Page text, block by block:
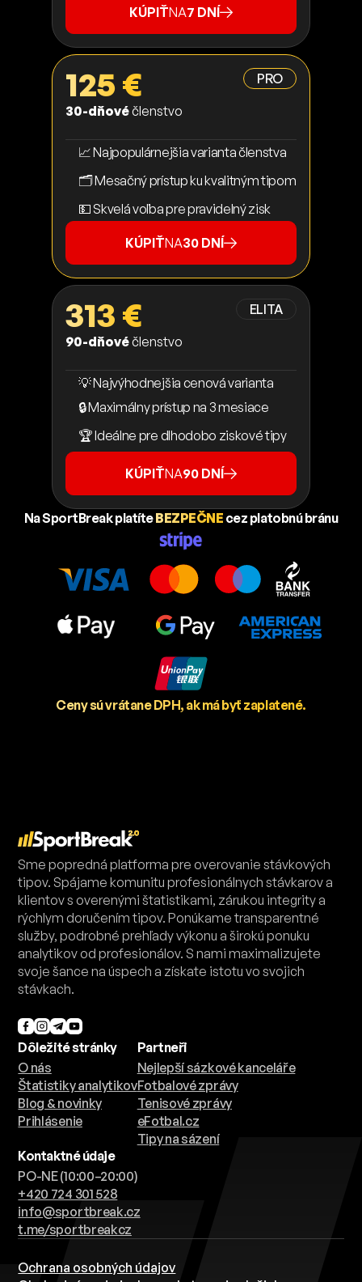
KÚPIŤNA7 DNÍ
PRO
125 €
30-dňovéčlenstvo
📈 Najpopulárnejšia varianta členstva
🗂️ Mesačný prístup ku kvalitným tipom
💵 Skvelá voľba pre pravidelný zisk
KÚPIŤNA30 DNÍ
ELITA
313 €
90-dňovéčlenstvo
💡 Najvýhodnejšia cenová varianta
🔒 Maximálny prístup na 3 mesiace
🏆 Ideálne pre dlhodobo ziskové tipy
KÚPIŤNA90 DNÍ
Na SportBreak platíteBEZPEČNE cez platobnú bránu
Ceny sú vrátane DPH, ak má byť zaplatené.
Sme popredná platforma pre overovanie stávkových
tipov. Spájame komunitu profesionálnych stávkarov a
klientov s overenými štatistikami, zárukou integrity a
rýchlym doručením tipov. Ponúkame transparentné
služby, podrobné prehľady výkonu a širokú ponuku
analytikov od profesionálov. S nami maximalizujete
svoje šance na úspech a získate istotu vo svojich
stávkach.
Dôležité stránky
O nás
Štatistiky analytikov
Blog & novinky
Prihlásenie
Partneři
Nejlepší sázkové kanceláře
Fotbalové zprávy
Tenisové zprávy
eFotbal.cz
Tipy na sázení
Kontaktné údaje
PO-NE (10:00–20:00)
+420 724 301 528
info@sportbreak.cz
t.me/sportbreakcz
Ochrana osobných údajov